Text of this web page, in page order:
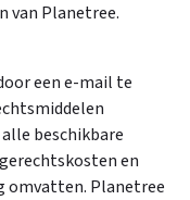
van Planetree.
een e-mail te
beschikbare
en
omvatten. Planetree